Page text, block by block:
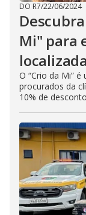
DO R7/22/06/2024
Mi" para
localizada
O “Crio da Mi”
procurados da
10% de